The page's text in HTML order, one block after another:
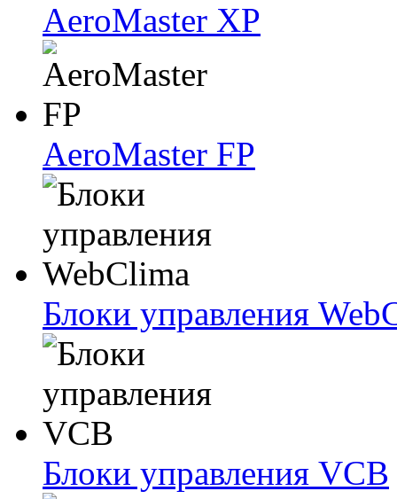
AeroMaster XP
AeroMaster FP
Блоки упрaвлeния
Блоки упрaвлeния VCB